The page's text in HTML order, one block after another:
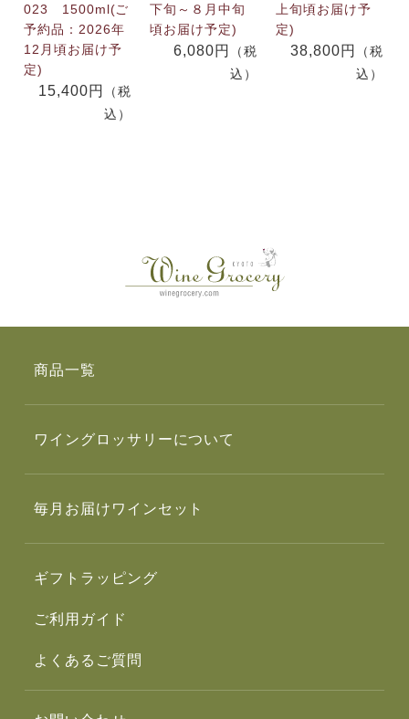
023 1500ml(ご
予約品：2026年
12月頃お届け予
定)
15,400円
（税
込）
下旬～８月中旬
頃お届け予定)
6,080円
（税
込）
上旬頃お届け予
定)
38,800円
（税
込）
商品一覧
ワイングロッサリーについて
毎月お届けワインセット
ギフトラッピング
ご利用ガイド
よくあるご質問